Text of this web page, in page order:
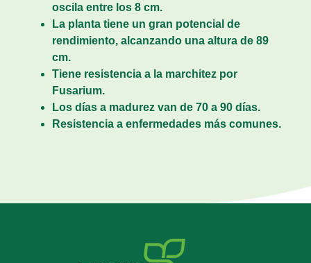
oscila entre los 8 cm.
La planta tiene un gran potencial de
rendimiento, alcanzando una altura de 89
cm.
Tiene resistencia a la marchitez por
Fusarium.
Los días a madurez van de 70 a 90 días.
Resistencia a enfermedades más comunes.